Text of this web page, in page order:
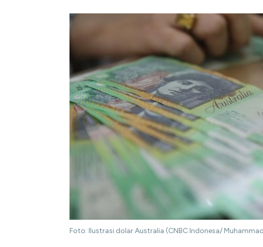
Foto: Ilustrasi dolar Australia (CNBC Indonesa/